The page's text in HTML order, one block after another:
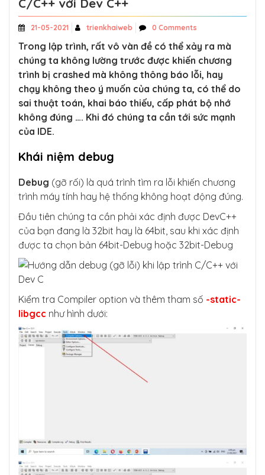
C/C++ với Dev C++
21-05-2021 trienkhaiweb 0 Comments
Trong lập trình, rất vô vàn đề có thể xảy ra mà
chúng ta không lường trước được khiến chương
trình bị crashed mà không thông báo lỗi, hay
chạy không theo ý muốn của chúng ta, có thể do
sai thuật toán, khai báo thiếu, cấp phát bộ nhớ
không đúng …. Khi đó chúng ta cần tới sức mạnh
của IDE.
Khái niệm debug
Debug (gỡ rối) là quá trình tìm ra lỗi khiến chương
trình máy tính hay hệ thống không hoạt động đúng.
Đầu tiên chúng ta cần phải xác định được DevC++
của bạn đang là 32bit hay là 64bit, sau khi xác định
được ta chọn bản 64bit-Debug hoặc 32bit-Debug
Kiểm tra Compiler option và thêm tham số -static-
libgcc như hình dưới: